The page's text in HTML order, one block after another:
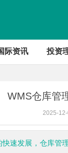
际资讯 投资
WMS仓库管
2025-
快速发展，仓库管